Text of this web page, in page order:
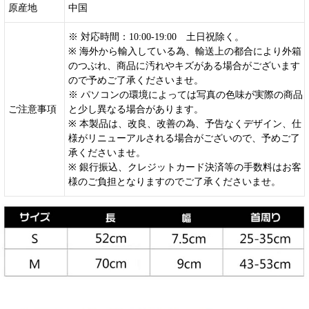
原産地 中国
ご注意事項
※ 対応時間：10:00-19:00 土日祝除く。
※ 海外から輸入している為、輸送上の都合により外箱
のつぶれ、商品に汚れやキズがある場合がございます
ので予めご了承くださいませ。
※ パソコンの環境によっては写真の色味が実際の商品
と少し異なる場合があります。
※ 本製品は、改良、改善の為、予告なくデザイン、仕
様がリニューアルされる場合がございので、予めご了
承くださいませ。
※ 銀行振込、クレジットカード決済等の手数料はお客
様のご負担となりますのでご了承くださいませ。